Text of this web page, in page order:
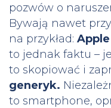
pozwów o
Bywają nawet
na przykład:
to jednak faktu –
to skopiować i
generyk.
to smartphone,